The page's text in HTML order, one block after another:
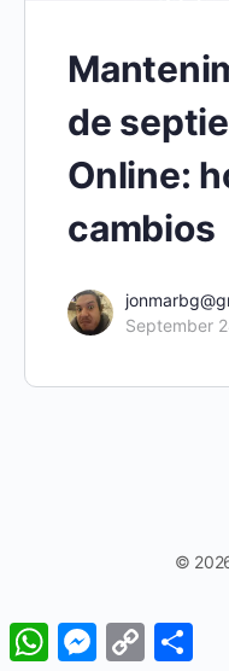
de
Online:
cambios
September
©
WhatsAppMessenger
Copy
Link